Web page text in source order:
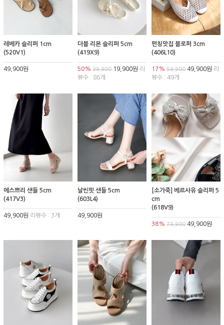
레베카 슬리퍼 1cm
(520V1)
49,900원
더블 리본 슬리퍼 5cm
(419X9)
50% 39,90019,900원 리
뷰수 : 86개
펀칭맛집 블로퍼 3cm
(406L10)
17% 59,90049,900원 리
뷰수 : 49개
에스쁘리 샌들 5cm
(417V3)
49,900원 리뷰수 : 3개
날씬핏 샌들 5cm
(603L4)
49,900원
[소가죽] 베르사유 슬리퍼 5
cm
(618V9)
38% 79,90049,900원